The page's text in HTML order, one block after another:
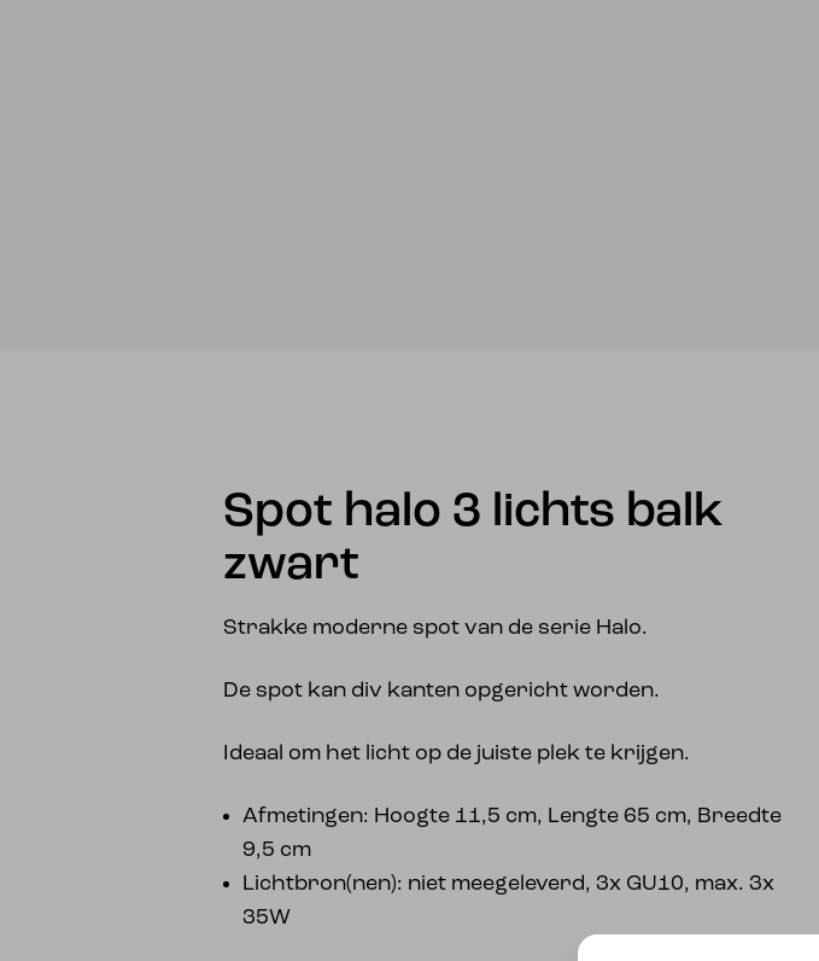
Spot halo 3 lichts balk
zwart
Strakke moderne spot van de serie Halo.
De spot kan div kanten opgericht worden.
Ideaal om het licht op de juiste plek te krijgen.
Afmetingen: Hoogte 11,5 cm, Lengte 65 cm, Breedte
9,5 cm
Lichtbron(nen): niet meegeleverd, 3x GU10, max. 3x
35W